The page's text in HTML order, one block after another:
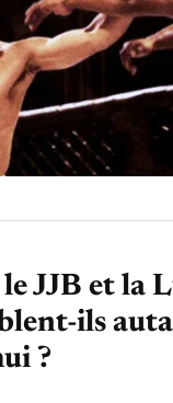
JJB et la
ils
?